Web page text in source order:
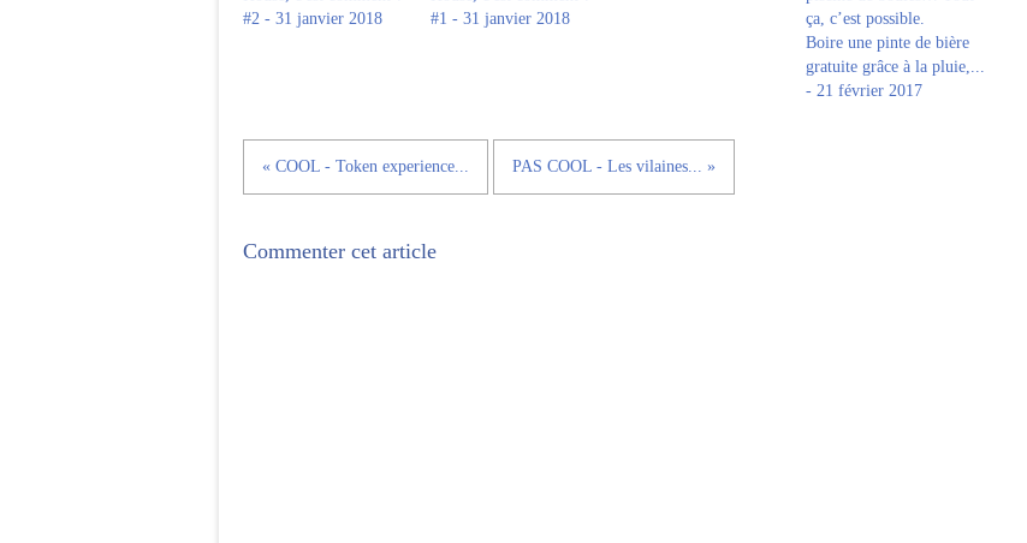
#2 - 31 janvier 2018
#1 - 31 janvier 2018
Boire une pinte de bière
gratuite grâce à la pluie,...
- 21 février 2017
« COOL - Token experience... PAS COOL - Les vilaines... »
Commenter cet article